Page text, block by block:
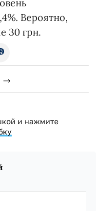
Вероятно,
30 грн.
и нажмите